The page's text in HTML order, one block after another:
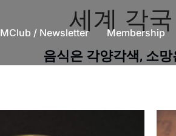
MClub / Newsletter Membership
세계 각
음식은 각양각색, 소